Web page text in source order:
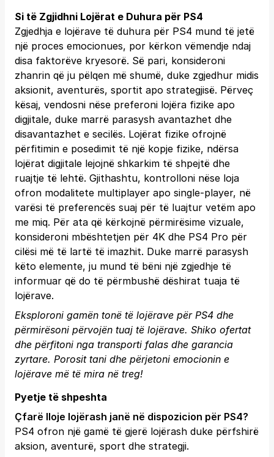
Si të Zgjidhni Lojërat e Duhura për PS4
Zgjedhja e lojërave të duhura për PS4 mund të jetë
një proces emocionues, por kërkon vëmendje ndaj
disa faktorëve kryesorë. Së pari, konsideroni
zhanrin që ju pëlqen më shumë, duke zgjedhur midis
aksionit, aventurës, sportit apo strategjisë. Përveç
kësaj, vendosni nëse preferoni lojëra fizike apo
digjitale, duke marrë parasysh avantazhet dhe
disavantazhet e secilës. Lojërat fizike ofrojnë
përfitimin e posedimit të një kopje fizike, ndërsa
lojërat digjitale lejojnë shkarkim të shpejtë dhe
ruajtje të lehtë. Gjithashtu, kontrolloni nëse loja
ofron modalitete multiplayer apo single-player, në
varësi të preferencës suaj për të luajtur vetëm apo
me miq. Për ata që kërkojnë përmirësime vizuale,
konsideroni mbështetjen për 4K dhe PS4 Pro për
cilësi më të lartë të imazhit. Duke marrë parasysh
këto elemente, ju mund të bëni një zgjedhje të
informuar që do të përmbushë dëshirat tuaja të
lojërave.
Eksploroni gamën tonë të lojërave për PS4 dhe
përmirësoni përvojën tuaj të lojërave. Shiko ofertat
dhe përfitoni nga transporti falas dhe garancia
zyrtare. Porosit tani dhe përjetoni emocionin e
lojërave më të mira në treg!
Pyetje të shpeshta
Çfarë lloje lojërash janë në dispozicion për PS4?
PS4 ofron një gamë të gjerë lojërash duke përfshirë
aksion, aventurë, sport dhe strategji.